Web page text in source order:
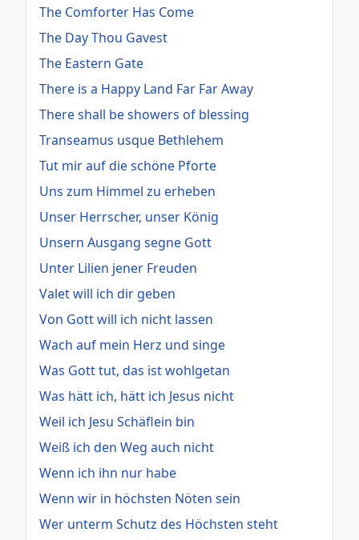
The Comforter Has Come
The Day Thou Gavest
The Eastern Gate
There is a Happy Land Far Far Away
There shall be showers of blessing
Transeamus usque Bethlehem
Tut mir auf die schöne Pforte
Uns zum Himmel zu erheben
Unser Herrscher, unser König
Unsern Ausgang segne Gott
Unter Lilien jener Freuden
Valet will ich dir geben
Von Gott will ich nicht lassen
Wach auf mein Herz und singe
Was Gott tut, das ist wohlgetan
Was hätt ich, hätt ich Jesus nicht
Weil ich Jesu Schäflein bin
Weiß ich den Weg auch nicht
Wenn ich ihn nur habe
Wenn wir in höchsten Nöten sein
Wer unterm Schutz des Höchsten steht